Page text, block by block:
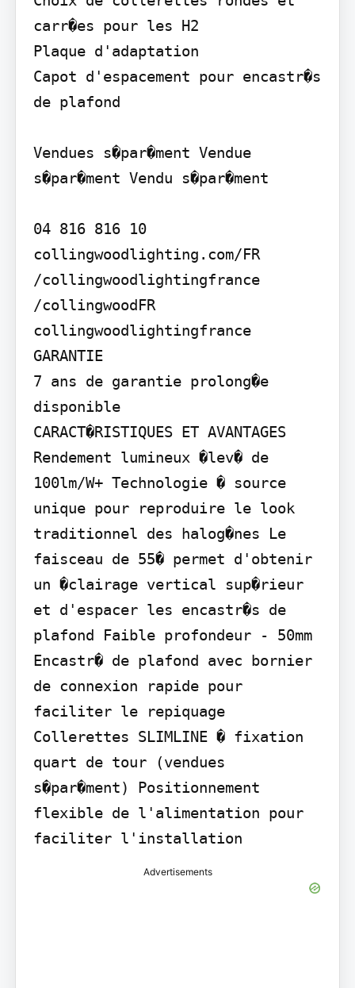
carr�es pour les H2
Plaque d'adaptation
Capot d'espacement pour encastr�s
de plafond
Vendues s�par�ment Vendue
s�par�ment Vendu s�par�ment
04 816 816 10
collingwoodlighting.com/FR
/collingwoodlightingfrance
/collingwoodFR
collingwoodlightingfrance
GARANTIE
7 ans de garantie prolong�e
disponible
CARACT�RISTIQUES ET AVANTAGES
Rendement lumineux �lev� de
100lm/W+ Technologie � source
unique pour reproduire le look
traditionnel des halog�nes Le
faisceau de 55� permet d'obtenir
un �clairage vertical sup�rieur
et d'espacer les encastr�s de
plafond Faible profondeur - 50mm
Encastr� de plafond avec bornier
de connexion rapide pour
faciliter le repiquage
Collerettes SLIMLINE � fixation
quart de tour (vendues
s�par�ment) Positionnement
flexible de l'alimentation pour
faciliter l'installation
Advertisements